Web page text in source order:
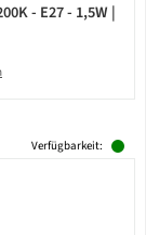
- E27 - 1,5W |
Verfügbarkeit: